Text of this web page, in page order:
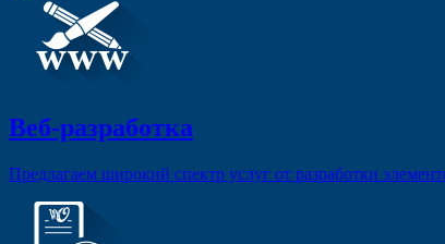
Веб-разработка
Предлагаем широкий спектр услуг от разработки